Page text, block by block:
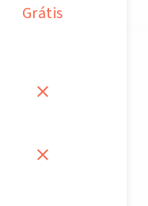
Grátis